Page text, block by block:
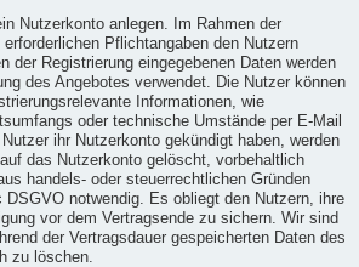
Nutzerkonto anlegen. Im Rahmen der
erforderlichen Pflichtangaben den Nutzern
der Registrierung eingegebenen Daten werden
des Angebotes verwendet. Die Nutzer können
Informationen, wie
oder technische Umstände per E-Mail
ihr Nutzerkonto gekündigt haben, werden
das Nutzerkonto gelöscht, vorbehaltlich
handels- oder steuerrechtlichen Gründen
notwendig. Es obliegt den Nutzern, ihre
vor dem Vertragsende zu sichern. Wir sind
der Vertragsdauer gespeicherten Daten des
zu löschen.